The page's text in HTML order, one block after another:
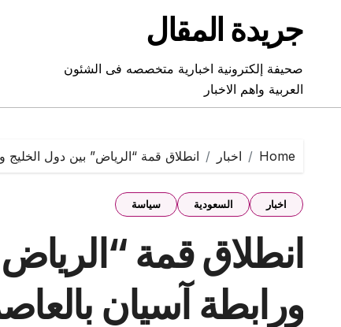
contentجريدة المقال
صحيفة إلكترونية اخبارية متخصصه فى الشئون
العربية واهم الاخبار
Home اخبار انطلاق قمة “الرياض” بين دول الخليج
اخبار السعودية سياسة
انطلاق قمة
ورابطة آسيان